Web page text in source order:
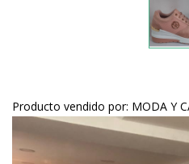
Producto vendido por: MODA Y